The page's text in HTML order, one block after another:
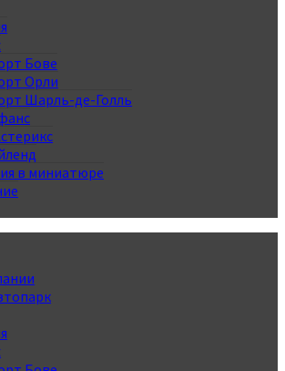
Бове
Орли
Шарль-де-Голль
в миниатюре